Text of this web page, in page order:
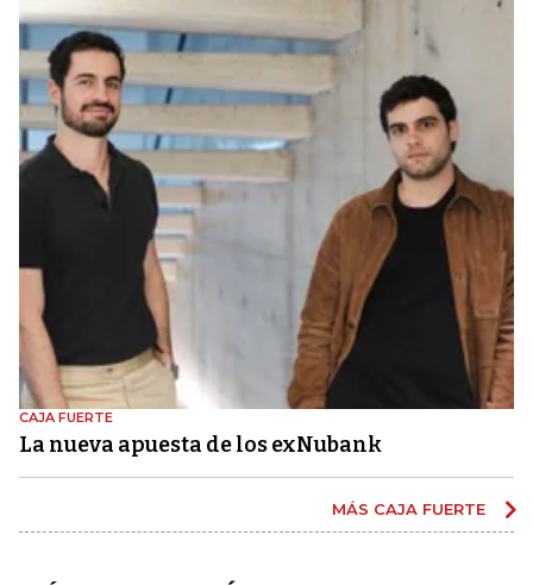
CAJA FUERTE
La nueva apuesta de los exNubank
MÁS CAJA FUERTE